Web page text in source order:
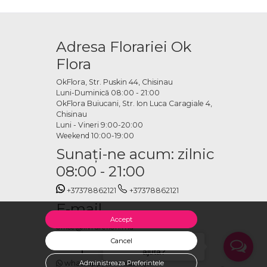
Accept
Cancel
Administreaza Preferintele
frumusețea lor să vorbească de la sine. Stilul poate varia de la
bujori online
specifici data nunții și adresa de livrare și plasezi comanda.
florile să fie perfecte pentru cel mai important moment al zilei.
Adresa Florariei Ok
Flora
OkFlora, Str. Puskin 44, Chisinau
Luni-Duminică 08:00 - 21:00
OkFlora Buiucani, Str. Ion Luca Caragiale 4,
Chisinau
Luni - Vineri 9:00-20:00
Weekend 10:00-19:00
Sunaţi-ne acum: zilnic
08:00 - 21:00
+37378862121 +37378862121
E-mail
office@livrareflori.md
Ne puteți contacta:
whatsapp, messenger
Salut, cu ce te putem
ajuta?